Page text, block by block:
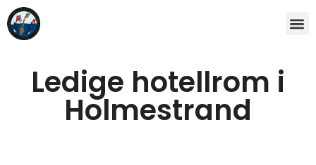
Ledige hotellrom i
Holmestrand